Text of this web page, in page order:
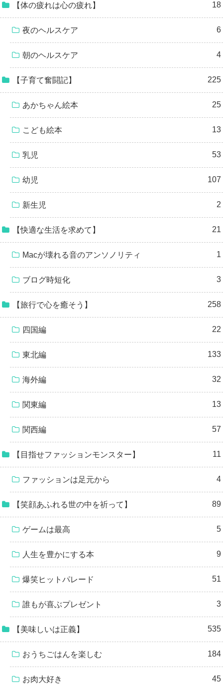
【体の疲れは心の疲れ】 18
夜のヘルスケア 6
朝のヘルスケア 4
【子育て奮闘記】 225
あかちゃん絵本 25
こども絵本 13
乳児 53
幼児 107
新生児 2
【快適な生活を求めて】 21
Macが壊れる音のアンソノリティ 1
ブログ時短化 3
【旅行で心を癒そう】 258
四国編 22
東北編 133
海外編 32
関東編 13
関西編 57
【目指せファッションモンスター】 11
ファッションは足元から 4
【笑顔あふれる世の中を祈って】 89
ゲームは最高 5
人生を豊かにする本 9
爆笑ヒットパレード 51
誰もが喜ぶプレゼント 3
【美味しいは正義】 535
おうちごはんを楽しむ 184
お肉大好き 45